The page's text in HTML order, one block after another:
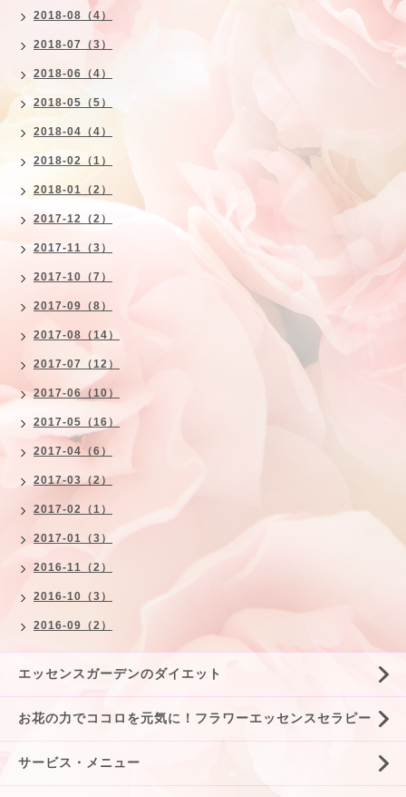
2018-08（4）
2018-07（3）
2018-06（4）
2018-05（5）
2018-04（4）
2018-02（1）
2018-01（2）
2017-12（2）
2017-11（3）
2017-10（7）
2017-09（8）
2017-08（14）
2017-07（12）
2017-06（10）
2017-05（16）
2017-04（6）
2017-03（2）
2017-02（1）
2017-01（3）
2016-11（2）
2016-10（3）
2016-09（2）
エッセンスガーデンのダイエット
お花の力でココロを元気に！フラワーエッセンスセラピー
サービス・メニュー